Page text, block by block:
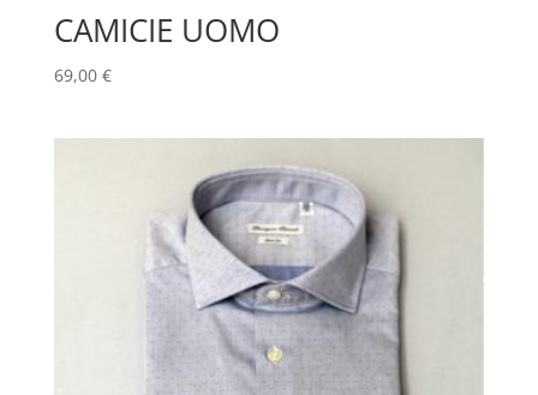
CAMICIE UOMO
69,00 €